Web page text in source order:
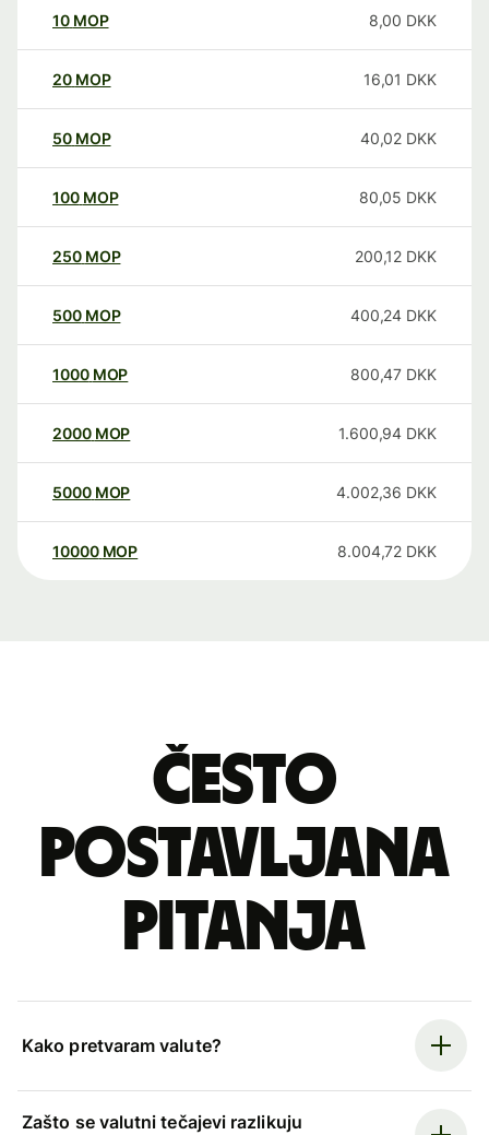
10 MOP 8,00 DKK
20 MOP 16,01 DKK
50 MOP 40,02 DKK
100 MOP 80,05 DKK
250 MOP 200,12 DKK
500 MOP 400,24 DKK
1000 MOP 800,47 DKK
2000 MOP 1.600,94 DKK
5000 MOP 4.002,36 DKK
10000 MOP 8.004,72 DKK
Često
postavljana
pitanja
Kako pretvaram valute?
Zašto se valutni tečajevi razlikuju